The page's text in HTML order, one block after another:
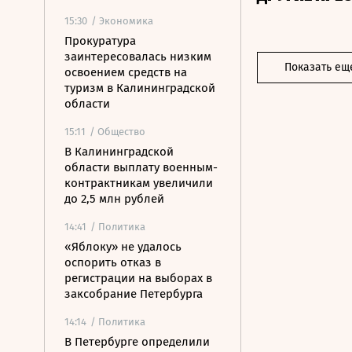
15:30 / Экономика
Прокуратура
заинтересовалась низким
освоением средств на
туризм в Калининградской
области
15:11 / Общество
В Калининградской
области выплату военным-
контрактникам увеличили
до 2,5 млн рублей
14:41 / Политика
«Яблоку» не удалось
оспорить отказ в
регистрации на выборах в
заксобрание Петербурга
14:14 / Политика
В Петербурге определили
Показать